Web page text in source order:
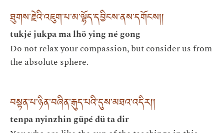
ཐུགས་རྗེའི་འཇུག་པ་མ་ལྷོད་དབྱིངས་ནས་དགོངས།།
tukjé jukpa ma lhö ying né gong
Do not relax your compassion, but consider us from
the absolute sphere.
བསྟན་པ་ཉིན་བཞིན་རྒུད་པའི་དུས་མཐའ་འདིར།།
tenpa nyinzhin güpé dü ta dir